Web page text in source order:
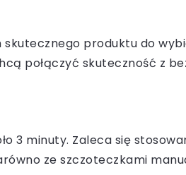
produktu do
połączyć skuteczność z
3 minuty. Zaleca się
ze szczoteczkami